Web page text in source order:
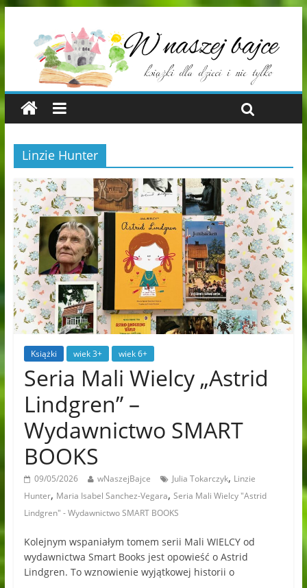
Linzie Hunter
Książki wiek 3+ wiek 6+
Seria Mali Wielcy „Astrid
Lindgren” –
Wydawnictwo SMART
BOOKS
09/05/2026 wNaszejBajce Julia Tokarczyk, Linzie
Hunter, Maria Isabel Sanchez-Vegara, Seria Mali Wielcy "Astrid
Lindgren" - Wydawnictwo SMART BOOKS
Kolejnym wspaniałym tomem serii Mali WIELCY od
wydawnictwa Smart Books jest opowieść o Astrid
Lindgren. To wznowienie wyjątkowej historii o